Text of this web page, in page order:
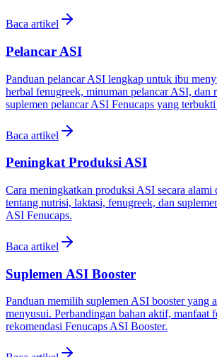
Baca artikel
Pelancar ASI
Panduan pelancar ASI lengkap untuk ibu
herbal fenugreek, minuman pelancar ASI, dan
suplemen pelancar ASI Fenucaps yang
Baca artikel
Peningkat Produksi ASI
Cara meningkatkan produksi ASI secara
tentang nutrisi, laktasi, fenugreek, dan
ASI Fenucaps.
Baca artikel
Suplemen ASI Booster
Panduan memilih suplemen ASI booster yang
menyusui. Perbandingan bahan aktif, manfaat
rekomendasi Fenucaps ASI Booster.